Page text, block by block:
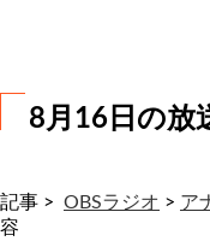
8月16日の放
記事 > OBSラジオ > ア
容